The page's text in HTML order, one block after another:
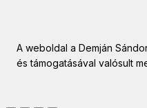
A weboldal a Demján
és támogatásával valósult